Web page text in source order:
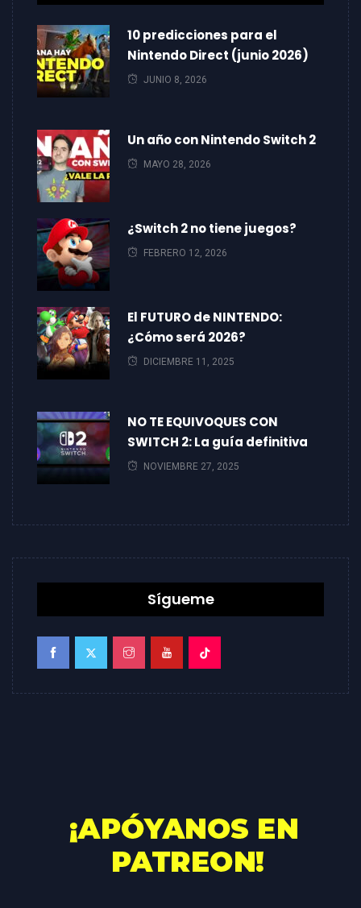
10 predicciones para el
Nintendo Direct (junio 2026)
JUNIO 8, 2026
Un año con Nintendo Switch 2
MAYO 28, 2026
¿Switch 2 no tiene juegos?
FEBRERO 12, 2026
El FUTURO de NINTENDO:
¿Cómo será 2026?
DICIEMBRE 11, 2025
NO TE EQUIVOQUES CON
SWITCH 2: La guía definitiva
NOVIEMBRE 27, 2025
Sígueme